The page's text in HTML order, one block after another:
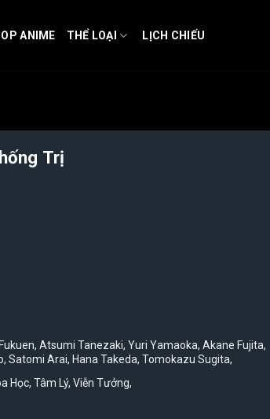
ANIME THỂ LOẠI LỊCH CHIẾU
Trị
,Atsumi Tanezaki,Yuri Yamaoka,Akane Fujita,
,Satomi Arai, Hana Takeda,Tomokazu Sugita,
Học,Tâm Lý,Viễn Tưởng,